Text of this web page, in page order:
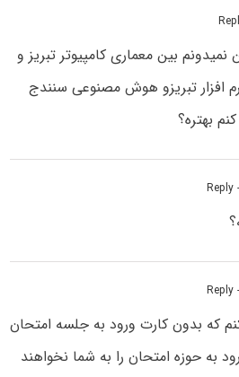
بین معماری کامپیوتر تبریز و
نرم افزار تبریزو هوش مصنوعی سنندج
بهتره؟
-
-
که بدون کارت ورود به جلسه امتحان
به حوزه امتحان را به شما نخواهند